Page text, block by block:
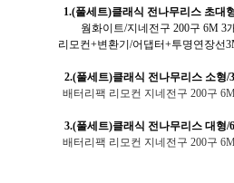
1.(풀세트)클래식 전나무리스 초대
웜화이트/지네전구 200구 6M 3
리모컨+변환기/어댑터+투명연장선
2.(풀세트)클래식 전나무리스 소형/
배터리팩 리모컨 지네전구 200구
3.(풀세트)클래식 전나무리스 대형/
배터리팩 리모컨 지네전구 200구